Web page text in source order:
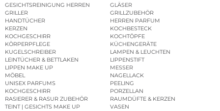
GESICHTSREINIGUNG HERREN
GLÄSER
GRILLER
GRILLZUBEHÖR
HANDTÜCHER
HERREN PARFUM
KERZEN
KOCHBESTECK
KOCHGESCHIRR
KOCHTÖPFE
KÖRPERPFLEGE
KÜCHENGERÄTE
KUGELSCHREIBER
LAMPEN & LEUCHTEN
LEINTÜCHER & BETTLAKEN
LIPPENSTIFT
LIPPEN MAKE UP
MESSER
MÖBEL
NAGELLACK
UNISEX PARFUMS
PEELING
KOCHGESCHIRR
PORZELLAN
RASIERER & RASUR ZUBEHÖR
RAUMDÜFTE & KERZEN
TEINT | GESICHTS MAKE UP
VASEN